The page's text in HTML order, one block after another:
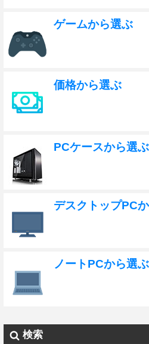
ゲームから選ぶ
価格から選ぶ
PCケースから選ぶ
デスクトップPC
ノートPCから選ぶ
検索